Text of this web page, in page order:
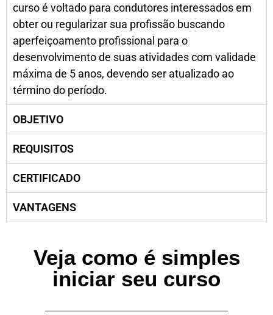
curso é voltado para condutores interessados em
obter ou regularizar sua profissão buscando
aperfeiçoamento profissional para o
desenvolvimento de suas atividades com validade
máxima de 5 anos, devendo ser atualizado ao
término do período.
OBJETIVO
REQUISITOS
CERTIFICADO
VANTAGENS
Veja como é simples
iniciar seu curso